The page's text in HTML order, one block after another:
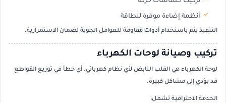
أنظمة إضاءة موفرة للطاقة
التنفيذ يتم باستخدام أدوات مقاومة للعوامل الجوية لضمان الاستمرارية.
تركيب وصيانة لوحات الكهرباء
لوحة الكهرباء هي القلب النابض لأي نظام كهربائي. أي خطأ في توزيع القواطع
قد يؤدي إلى مشاكل كبيرة.
الخدمة الاحترافية تشمل: